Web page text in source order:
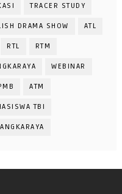
TRACER STUDY
DRAMA SHOW ATL
RTL RTM
WEBINAR
ATM
TBI